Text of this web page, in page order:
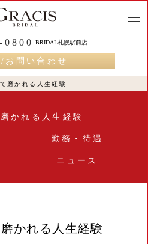
0800 BRIDAL札幌駅前店
お問い合わせ
磨かれる人生経験
かれる人生経験
勤務・待遇
ニュース
かれる人生経験